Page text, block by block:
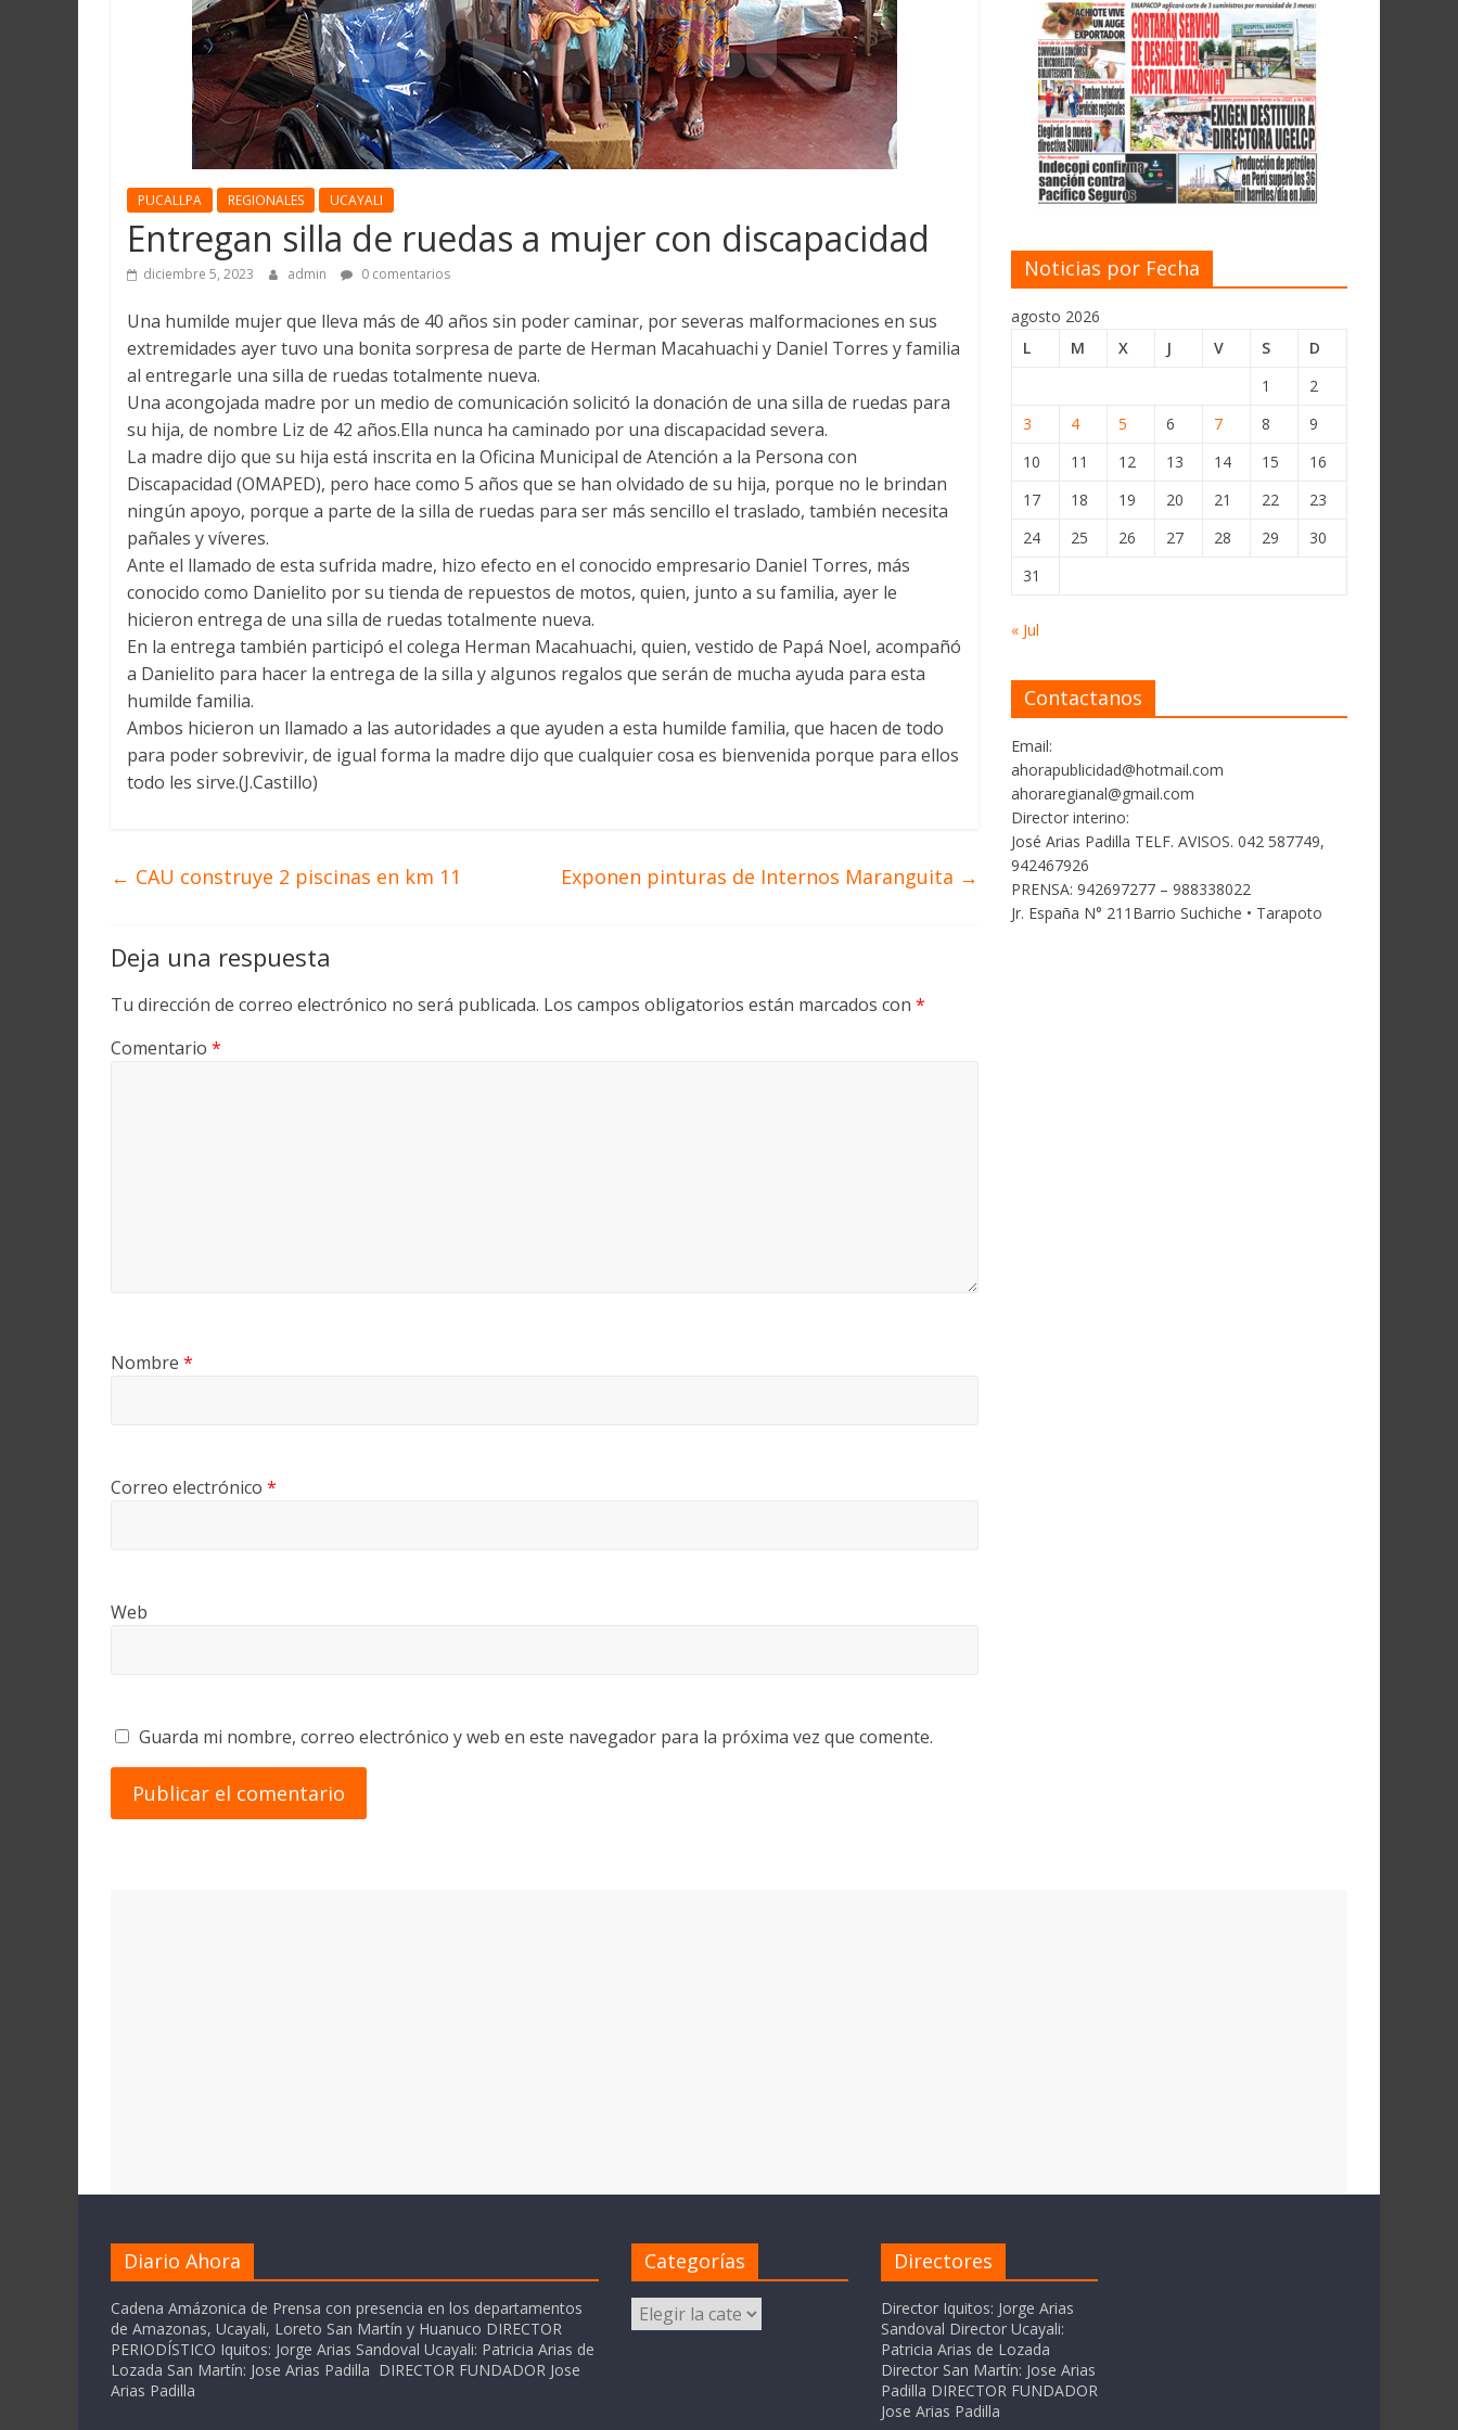
PUCALLPA REGIONALES UCAYALI
Entregan silla de ruedas a mujer con discapacidad
diciembre 5, 2023 admin 0 comentarios
Una humilde mujer que lleva más de 40 años sin poder caminar, por severas malformaciones en sus
extremidades ayer tuvo una bonita sorpresa de parte de Herman Macahuachi y Daniel Torres y familia
al entregarle una silla de ruedas totalmente nueva.
Una acongojada madre por un medio de comunicación solicitó la donación de una silla de ruedas para
su hija, de nombre Liz de 42 años.Ella nunca ha caminado por una discapacidad severa.
La madre dijo que su hija está inscrita en la Oficina Municipal de Atención a la Persona con
Discapacidad (OMAPED), pero hace como 5 años que se han olvidado de su hija, porque no le brindan
ningún apoyo, porque a parte de la silla de ruedas para ser más sencillo el traslado, también necesita
pañales y víveres.
Ante el llamado de esta sufrida madre, hizo efecto en el conocido empresario Daniel Torres, más
conocido como Danielito por su tienda de repuestos de motos, quien, junto a su familia, ayer le
hicieron entrega de una silla de ruedas totalmente nueva.
En la entrega también participó el colega Herman Macahuachi, quien, vestido de Papá Noel, acompañó
a Danielito para hacer la entrega de la silla y algunos regalos que serán de mucha ayuda para esta
humilde familia.
Ambos hicieron un llamado a las autoridades a que ayuden a esta humilde familia, que hacen de todo
para poder sobrevivir, de igual forma la madre dijo que cualquier cosa es bienvenida porque para ellos
todo les sirve.(J.Castillo)
← CAU construye 2 piscinas en km 11 Exponen pinturas de Internos Maranguita →
Deja una respuesta
Tu dirección de correo electrónico no será publicada. Los campos obligatorios están marcados con *
Comentario *
Nombre *
Correo electrónico *
Web
Guarda mi nombre, correo electrónico y web en este navegador para la próxima vez que comente.
Noticias por Fecha
agosto 2026
L
M X J V S
D
1
2
3
4 5 6 7 8
9
10
11 12 13 14 15
16
17
18 19 20 21 22
23
24
25 26 27 28 29
30
31
« Jul
Contactanos
Email:
ahorapublicidad@hotmail.com
ahoraregianal@gmail.com
Director interino:
José Arias Padilla TELF. AVISOS. 042 587749,
942467926
PRENSA: 942697277 – 988338022
Jr. España N° 211Barrio Suchiche • Tarapoto
Diario Ahora
Cadena Amázonica de Prensa con presencia en los departamentos
de Amazonas, Ucayali, Loreto San Martín y Huanuco DIRECTOR
PERIODÍSTICO Iquitos: Jorge Arias Sandoval Ucayali: Patricia Arias de
Lozada San Martín: Jose Arias Padilla DIRECTOR FUNDADOR Jose
Arias Padilla
Categorías
Categorías
Directores
Director Iquitos: Jorge Arias
Sandoval Director Ucayali:
Patricia Arias de Lozada
Director San Martín: Jose Arias
Padilla DIRECTOR FUNDADOR
Jose Arias Padilla